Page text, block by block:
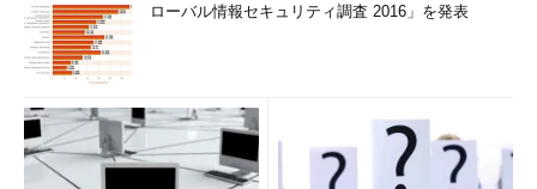
ローバル情報セキュリティ調査 2016」を発表